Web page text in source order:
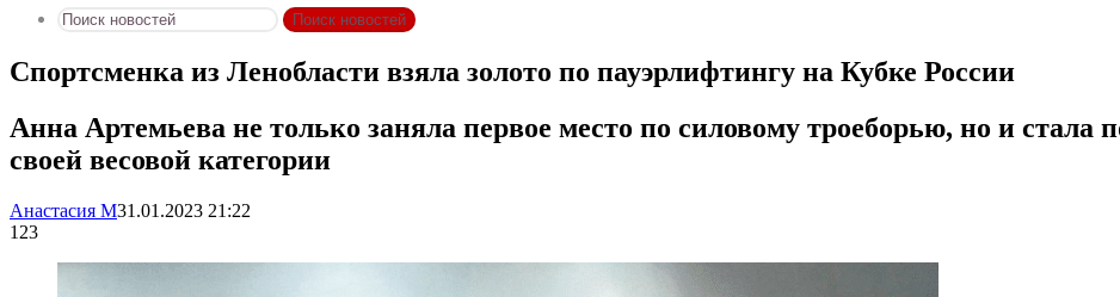
Поиск новостей
Спортсменка из Ленобласти взяла золото по пауэрлифтингу на Кубке России
Анна Артемьева не только заняла первое место по силовому троеборью, но и стала
своей весовой категории
Анастасия М31.01.2023 21:22
123